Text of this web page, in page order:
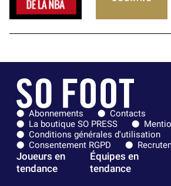
Abonnements
Contacts
La boutique SO PRESS
Conditions générales d'utilisation
Consentement RGPD
Joueurs en
tendance
Équipes en
tendance